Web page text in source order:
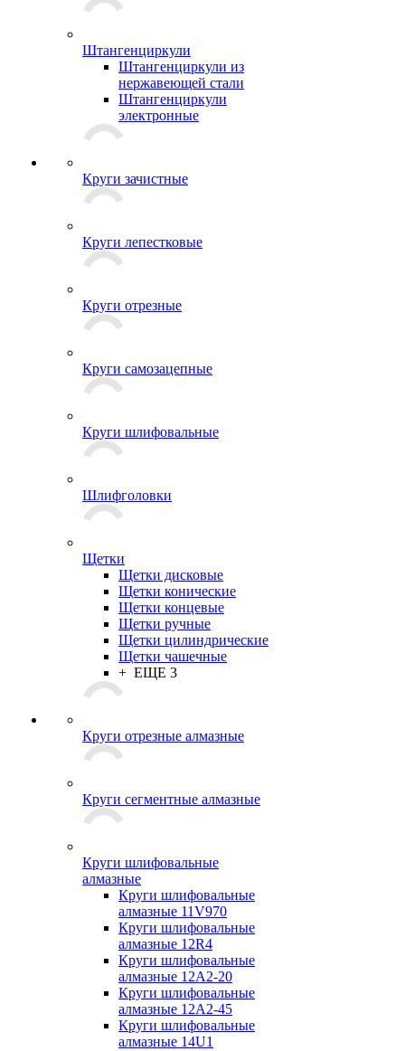
Штангенциркули
Штангенциркули из
нержавеющей стали
Штангенциркули
электронные
Круги зачистные
Круги лепестковые
Круги отрезные
Круги самозацепные
Круги шлифовальные
Шлифголовки
Щетки
Щетки дисковые
Щетки конические
Щетки концевые
Щетки ручные
Щетки цилиндрические
Щетки чашечные
+ ЕЩЕ 3
Круги отрезные алмазные
Круги сегментные алмазные
Круги шлифовальные
алмазные
Круги шлифовальные
алмазные 11V970
Круги шлифовальные
алмазные 12R4
Круги шлифовальные
алмазные 12А2-20
Круги шлифовальные
алмазные 12А2-45
Круги шлифовальные
алмазные 14U1